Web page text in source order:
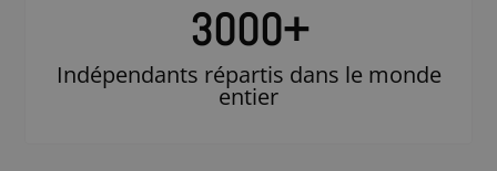
3000+
Indépendants répartis dans le monde
entier